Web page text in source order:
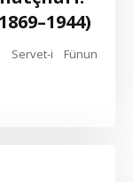
Servet-i Fünun